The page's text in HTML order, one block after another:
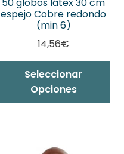
50 globos látex 30 cm
espejo Cobre redondo
(min 6)
14,56€
Seleccionar
Opciones